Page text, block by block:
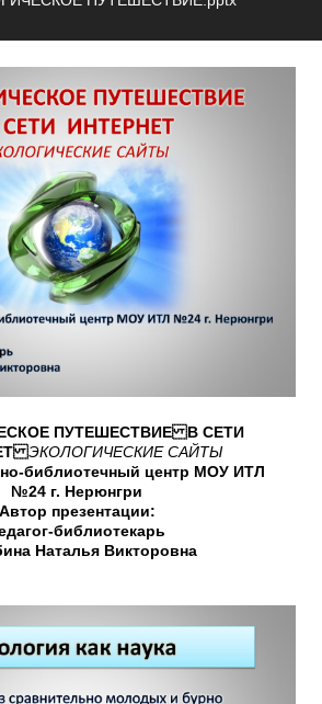
ПУТЕШЕСТВИЕ В СЕТИ
ЭКОЛОГИЧЕСКИЕ САЙТЫ
библиотечный центр МОУ ИТЛ
№24 г. Нерюнгри
Автор презентации:
библиотекарь
Наталья Викторовна